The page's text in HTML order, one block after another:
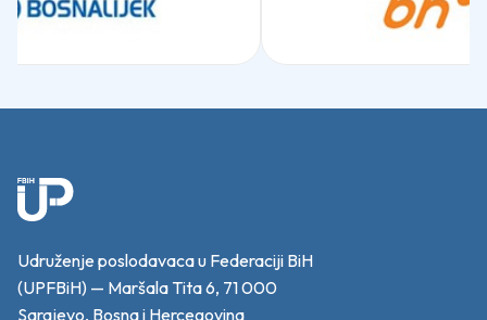
Udruženje poslodavaca u Federaciji BiH
(UPFBiH) — Maršala Tita 6, 71 000
Sarajevo, Bosna i Hercegovina